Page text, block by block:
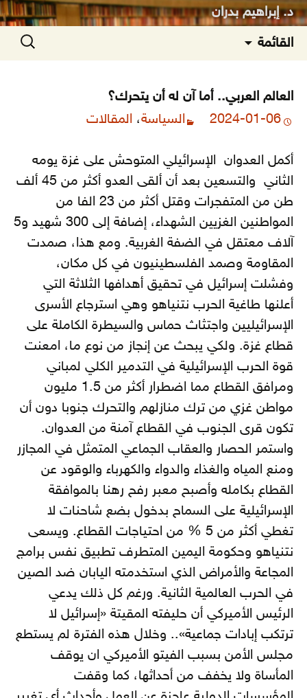
د. إبراهيم بدران
القائمة
إلى
البحث
عن:
العالم العربي.. أما آن له أن يتحرك؟
2024-01-06
السياسة، المقالات
أكمل العدوان الإسرائيلي المتوحش على غزة يومه
الثاني والتسعين بعد أن ألقى العدو أكثر من 45 ألف
طن من المتفجرات وقتل أكثر من 23 الفا من
المواطنين الغزيين الشهداء، إضافة إلى 300 شهيد و5
آلاف معتقل في الضفة الغربية. ومع هذا، صمدت
المقاومة وصمد الفلسطينيون في كل مكان،
وفشلت إسرائيل في تحقيق أهدافها الثلاثة التي
أعلنها طاغية الحرب نتنياهو وهي استرجاع الأسرى
الإسرائيليين واجتثاث حماس والسيطرة الكاملة على
قطاع غزة. ولكي يبحث عن إنجاز من نوع ما، امعنت
قوة الحرب الإسرائيلية في التدمير الكلي لمباني
ومرافق القطاع مما اضطرار أكثر من 1.5 مليون
مواطن غزي من ترك منازلهم والتحرك جنوبا دون أن
تكون قرى الجنوب في القطاع آمنة من العدوان.
واستمر الحصار والعقاب الجماعي المتمثل في المجازر
ومنع المياه والغذاء والدواء والكهرباء والوقود عن
القطاع بكامله وأصبح معبر رفح رهنا بالموافقة
الإسرائيلية على السماح بدخول بضع شاحنات لا
تغطي أكثر من 5 % من احتياجات القطاع. ويسعى
نتنياهو وحكومة اليمين المتطرف تطبيق نفس برامج
المجاعة والأمراض الذي استخدمته اليابان ضد الصين
في الحرب العالمية الثانية. ورغم كل ذلك يدعي
الرئيس الأميركي أن حليفته المقيتة «إسرائيل لا
ترتكب إبادات جماعية».. وخلال هذه الفترة لم يستطع
مجلس الأمن بسبب الفيتو الأميركي ان يوقف
المأساة ولا يخفف من أحداثها، كما وقفت